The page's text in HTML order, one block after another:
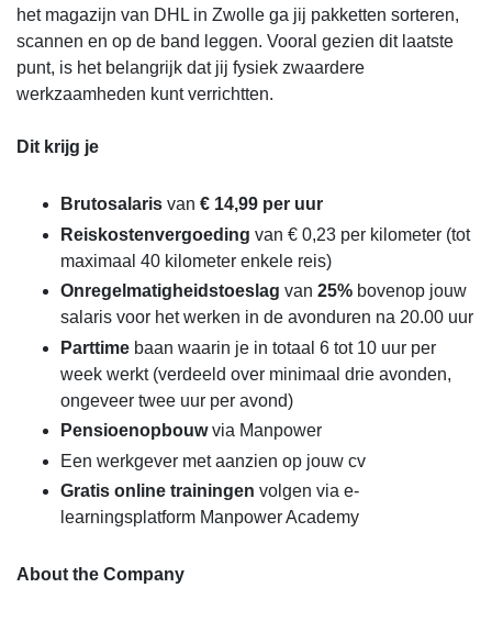
het magazijn van DHL in Zwolle ga jij pakketten sorteren,
scannen en op de band leggen. Vooral gezien dit laatste
punt, is het belangrijk dat jij fysiek zwaardere
werkzaamheden kunt verrichtten.
Dit krijg je
Brutosalaris van € 14,99 per uur
Reiskostenvergoeding van € 0,23 per kilometer (tot
maximaal 40 kilometer enkele reis)
Onregelmatigheidstoeslag van 25% bovenop jouw
salaris voor het werken in de avonduren na 20.00 uur
Parttime baan waarin je in totaal 6 tot 10 uur per
week werkt (verdeeld over minimaal drie avonden,
ongeveer twee uur per avond)
Pensioenopbouwvia Manpower
Een werkgever met aanzien op jouw cv
Gratis online trainingen volgen via e-
learningsplatform Manpower Academy
About the Company